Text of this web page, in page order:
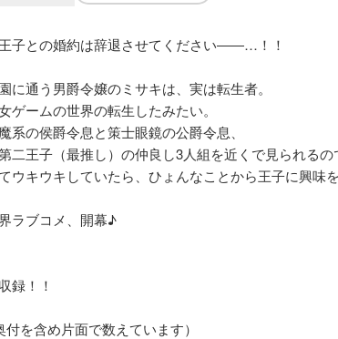
子との婚約は辞退させてください――…！！
に通う男爵令嬢のミサキは、実は転生者。
ゲームの世界の転生したみたい。
の侯爵令息と策士眼鏡の公爵令息、
二王子（最推し）の仲良し3人組を近くで見られるの
ウキウキしていたら、ひょんなことから王子に興味
ラブコメ、開幕♪
録！！
を含め片面で数えています）